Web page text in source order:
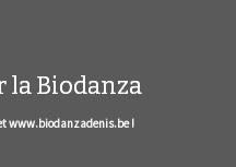
la Biodanza
www.biodanzadenis.be !